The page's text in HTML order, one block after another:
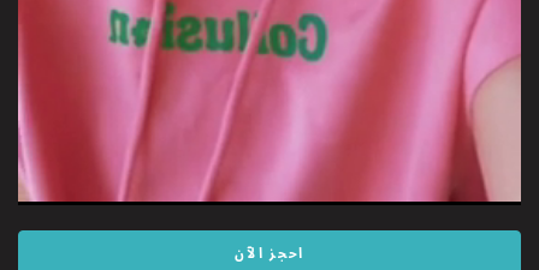
احجز الآن